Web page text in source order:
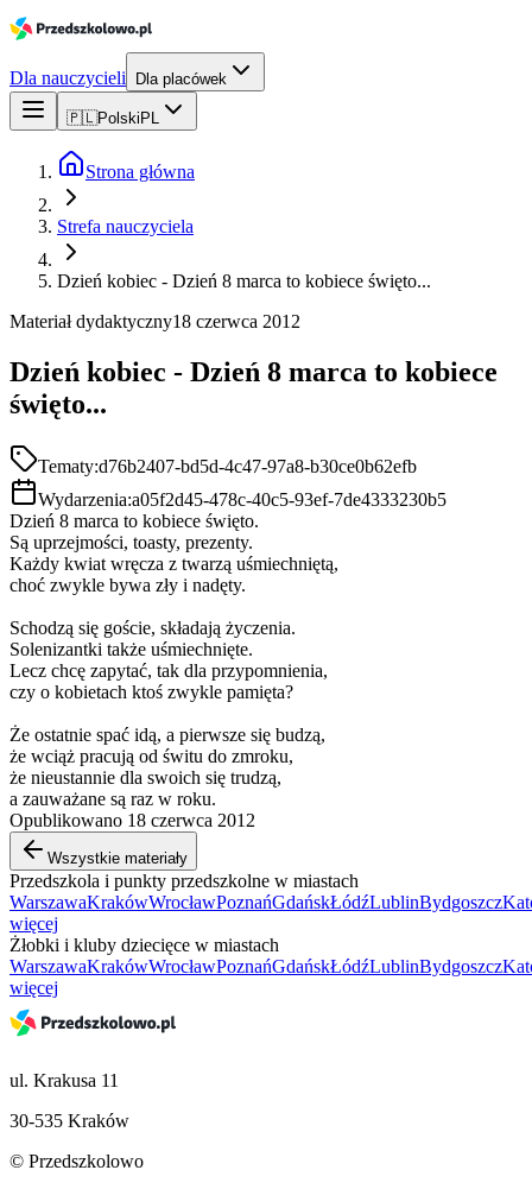
Dla nauczycieli Dla placówek
🇵🇱Polski PL
Strona główna
Strefa nauczyciela
Dzień kobiec - Dzień 8 marca to kobiece święto...
Materiał dydaktyczny18 czerwca 2012
Dzień kobiec - Dzień 8 marca to kobiece
święto...
Tematy:d76b2407-bd5d-4c47-97a8-b30ce0b62efb
Wydarzenia:a05f2d45-478c-40c5-93ef-7de4333230b5
Dzień 8 marca to kobiece święto.
Są uprzejmości, toasty, prezenty.
Każdy kwiat wręcza z twarzą uśmiechniętą,
choć zwykle bywa zły i nadęty.
Schodzą się goście, składają życzenia.
Solenizantki także uśmiechnięte.
Lecz chcę zapytać, tak dla przypomnienia,
czy o kobietach ktoś zwykle pamięta?
Że ostatnie spać idą, a pierwsze się budzą,
że wciąż pracują od świtu do zmroku,
że nieustannie dla swoich się trudzą,
a zauważane są raz w roku.
Opublikowano 18 czerwca 2012
Wszystkie materiały
Przedszkola i punkty przedszkolne w miastach
WarszawaKrakówWrocławPoznańGdańskŁódźLublinBydgoszcz
więcej
Żłobki i kluby dziecięce w miastach
WarszawaKrakówWrocławPoznańGdańskŁódźLublinBydgoszcz
więcej
ul. Krakusa 11
30-535 Kraków
© Przedszkolowo